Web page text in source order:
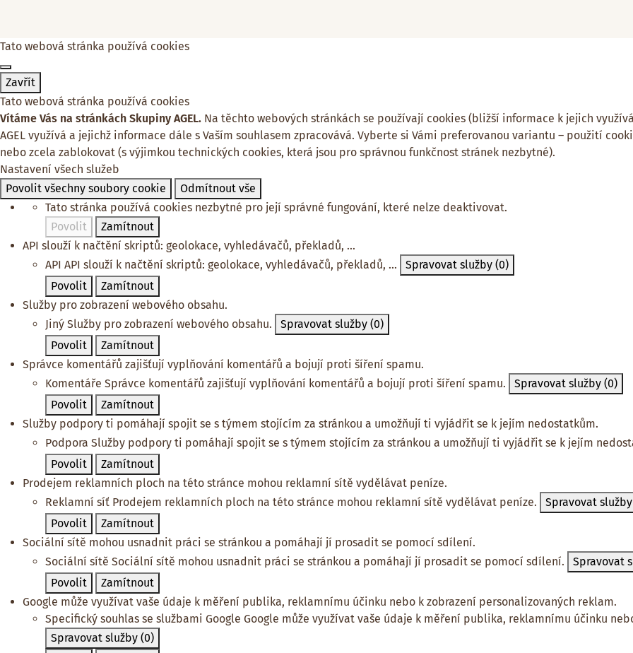
Tato webová stránka používá cookies
Zavřít
Tato webová stránka používá cookies
Vítáme Vás na stránkách Skupiny AGEL. Na těchto webových stránkách se používají cookies (bližší informace k jejich
AGEL využívá a jejichž informace dále s Vaším souhlasem zpracovává. Vyberte si Vámi preferovanou variantu – použití
nebo zcela zablokovat (s výjimkou technických cookies, která jsou pro správnou funkčnost stránek nezbytné).
Nastavení všech služeb
Povolit všechny soubory cookie
Odmítnout vše
Tato stránka používá cookies nezbytné pro její správné fungování, které nelze deaktivovat.
Povolit
Zamítnout
API slouží k načtění skriptů: geolokace, vyhledávačů, překladů, ...
API API slouží k načtění skriptů: geolokace, vyhledávačů, překladů, ... Spravovat služby (0)
Povolit
Zamítnout
Služby pro zobrazení webového obsahu.
Jiný Služby pro zobrazení webového obsahu. Spravovat služby (0)
Povolit
Zamítnout
Správce komentářů zajišťují vyplňování komentářů a bojují proti šíření spamu.
Komentáře Správce komentářů zajišťují vyplňování komentářů a bojují proti šíření spamu. Spravovat služby (0)
Povolit
Zamítnout
Služby podpory ti pomáhají spojit se s týmem stojícím za stránkou a umožňují ti vyjádřit se k jejím nedostatkům.
Podpora Služby podpory ti pomáhají spojit se s týmem stojícím za stránkou a umožňují ti vyjádřit se k jejím
Povolit
Zamítnout
Prodejem reklamních ploch na této stránce mohou reklamní sítě vydělávat peníze.
Reklamní síť Prodejem reklamních ploch na této stránce mohou reklamní sítě vydělávat peníze.
Spravovat
Povolit
Zamítnout
Sociální sítě mohou usnadnit práci se stránkou a pomáhají jí prosadit se pomocí sdílení.
Sociální sítě Sociální sítě mohou usnadnit práci se stránkou a pomáhají jí prosadit se pomocí sdílení.
Spravovat
Povolit
Zamítnout
Google může využívat vaše údaje k měření publika, reklamnímu účinku nebo k zobrazení personalizovaných reklam.
Specifický souhlas se službami Google Google může využívat vaše údaje k měření publika, reklamnímu účinku
Spravovat služby (0)